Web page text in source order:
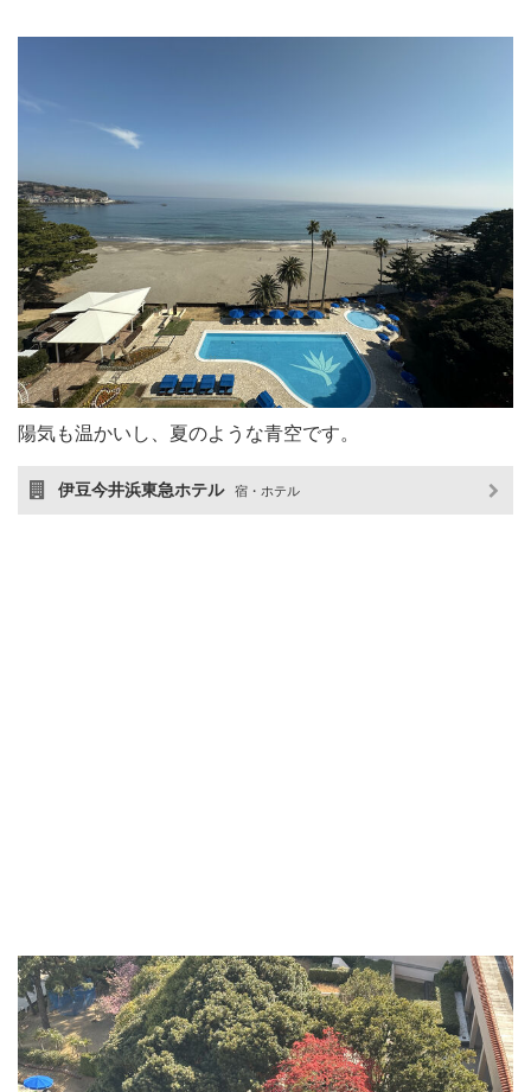
陽気も温かいし、夏のような青空です。
伊豆今井浜東急ホテル 宿・ホテル